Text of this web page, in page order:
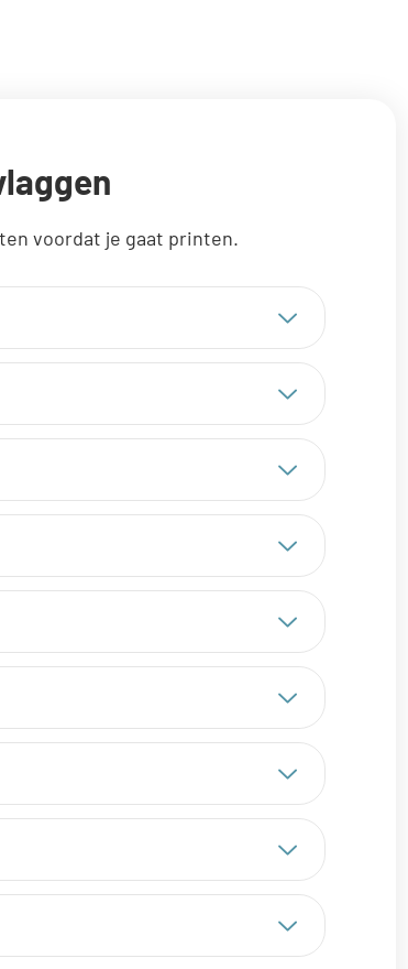
voordat je gaat printen.